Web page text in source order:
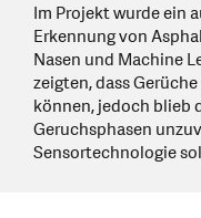
Im Projekt wurde ein
Erkennung von
Nasen und Machine
zeigten, dass
können, jedoch blieb
Geruchsphasen
Sensortechnologie